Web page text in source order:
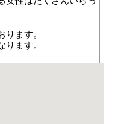
ます。
ます。